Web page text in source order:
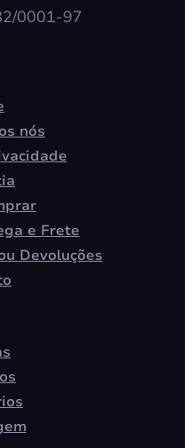
0001-97
nós
e Frete
Devoluções